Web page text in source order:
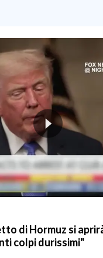
di Hormuz si
colpi durissimi"